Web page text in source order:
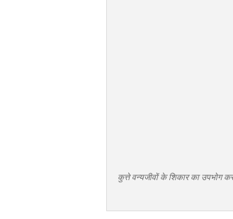
कुत्ते वन्यजीवों के शिकार का उपभोग